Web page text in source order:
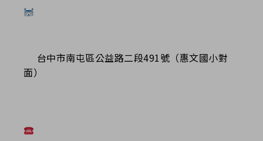
台中市南屯區公益路二段491號（惠文國小對
面）